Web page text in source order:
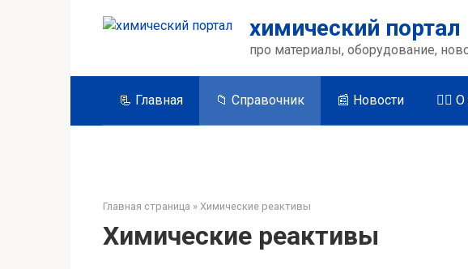
химический портал
про материалы, оборудование,
📃 Главная 📁 Справочник 📰 Новости 🤵‍♂️ О
Главная страница » Химические реактивы
Химические реактивы